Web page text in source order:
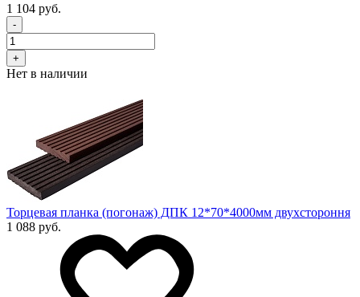
1 104 руб.
-
+
Нет в наличии
Торцевая планка (погонаж) ДПК 12*70*4000мм двухстороння
1 088 руб.